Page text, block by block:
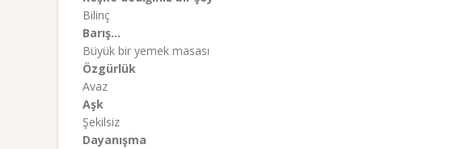
Bilinç
Barış…
Büyük bir yemek masası
Özgürlük
Avaz
Aşk
Şekilsiz
Dayanışma